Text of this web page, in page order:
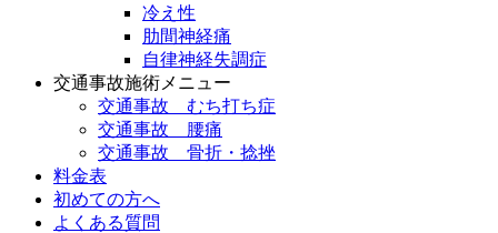
冷え性
肋間神経痛
自律神経失調症
交通事故施術メニュー
交通事故 むち打ち症
交通事故 腰痛
交通事故 骨折・捻挫
料金表
初めての方へ
よくある質問